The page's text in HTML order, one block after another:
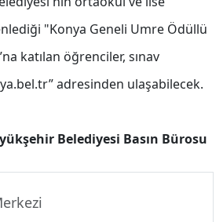
"Konya Geneli Umre Ödüllü
katılan öğrenciler, sınav
adresinden ulaşabilecek.
Belediyesi Basın Bürosu